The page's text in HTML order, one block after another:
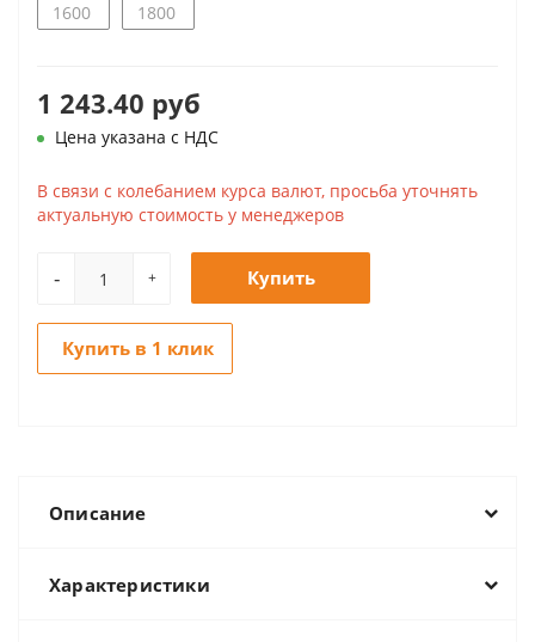
1600 1800
1 243.40 руб
Цена указана с НДС
В связи с колебанием курса валют, просьба уточнять
актуальную стоимость у менеджеров
+
- Купить
Купить в 1 клик
Описание
Характеристики